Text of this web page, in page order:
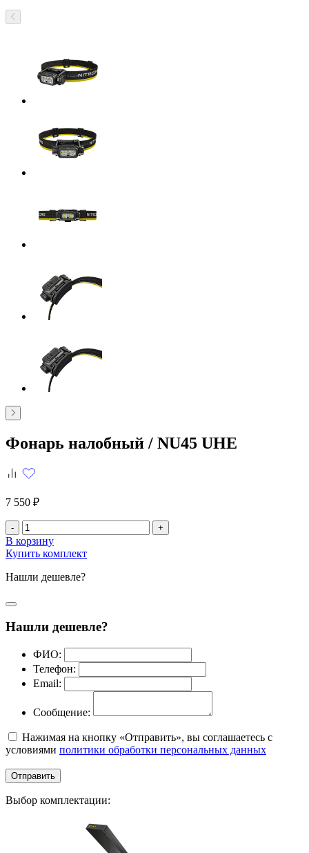
Фонарь налобный / NU45 UHE
7 550 ₽
- +
В корзину
Купить комплект
Нашли дешевле?
Нашли дешевле?
ФИО:
Телефон:
Email:
Сообщение:
Нажимая на кнопку «Отправить», вы соглашаетесь с
условиями политики обработки персональных данных
Отправить
Выбор комплектации: